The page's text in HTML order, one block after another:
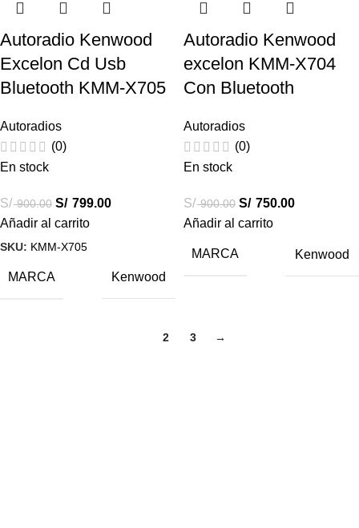
Autoradio Kenwood
Excelon Cd Usb
Bluetooth KMM-X705
Autoradios
(0)
En stock
S/900.00 S/ 799.00
Añadir al carrito
SKU: KMM-X705
MARCA Kenwood
Autoradio Kenwood
excelon KMM-X704
Con Bluetooth
Autoradios
(0)
En stock
S/900.00 S/ 750.00
Añadir al carrito
MARCA Kenwood
2 3 →